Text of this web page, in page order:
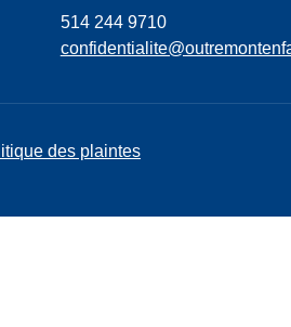
514 244 9710
des plaintes